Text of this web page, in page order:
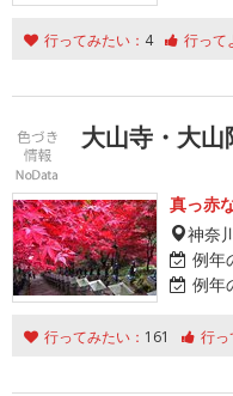
行ってみたい： 4 行って
大山寺・大
真っ赤
神奈
例年
例年
行ってみたい： 161 行っ